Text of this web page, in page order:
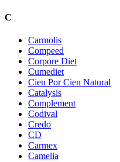
C
Carmolis
Compeed
Corpore Diet
Cumediet
Cien Por Cien Natural
Catalysis
Complement
Codival
Credo
CD
Carmex
Camelia